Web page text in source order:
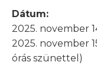
Dátum:
2025. november
2025. november
órás szünettel)